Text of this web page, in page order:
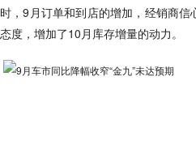
时，9月订单和到店的增加，经销商
态度，增加了10月库存增量的动力。